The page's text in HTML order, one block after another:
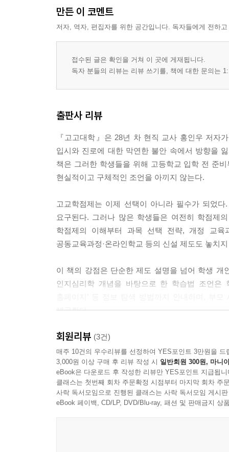
3장
고등학교 생활
고등학교 3년, 뭘 해야 할까? - 반드시 해야 할 일 -
성공적인 고등학교 생활을 위해 꼭 지켜야 할 일 -
4장
진로를 설계하다
진로설계 2 - 다양한 진로, 직업을 탐색해 보자 - 84
진로설계 3 - 다양한 경험이 너를 깨닫게 하리라 -
진로설계 4 - 진로 멘토를 찾아라. 없으면 만들라 -
진로설계 5 - 다양한 진로활동을 실행해 보라 - 93
진로설계 7 - 진로 학업 설계도를 만들라 - 97
고교학점제 1 - 고교학점제가 뭐예요?
어서 와, 고교학점제는 처음이지? - 104
고교학점제가 시행되면 무엇이 달라지나? - 106
고교학점제에 따른 학사제도 운영 - 110
고교학점제의 단계적 도입 과정 - 112
과목이수와 학점 취득 - 115
과목 이수기준 적용과 최소 성취수준 보장지도 -
만든 이 코멘트
저자, 역자, 편집자를 위한 공간입니다. 독자들에게 전하
접수된 글은 확인을 거쳐 이 곳에 게재됩니다.
독자 분들의 리뷰는 리뷰 쓰기를, 책에 대한 문의는
출판사 리뷰
『고고대학』은 28년 차 현직 교사 홍인우 저자
입시와 진로에 대한 막연한 불안 속에서 방향을
책은 그러한 학생들을 위해 고등학교 입학 전 준
현실적이고 구체적인 조언을 아끼지 않는다.
고교학점제는 이제 선택이 아니라 필수가 되었
요구된다. 그러나 많은 학생들은 여전히 학점제
학점제의 이해부터 과목 선택 전략, 개정 교
공동교육과정·온라인학교 등의 신설 제도도 놓치
이 책의 강점은 단순한 제도 설명을 넘어 학생 개
인지심리학 개념을 바탕으로 한 학습법 조언은
제공한다.
『고고대학』은 고등학교라는 중요한 3년을
학생들에게는 나침반 같은 책이다. 진로와 진학,
가능한 방법과 희망의 메시지를 동시에 전한다.
기록이다.
회원리뷰 (3건)
매주 10건의 우수리뷰를 선정하여 YES포인트 3만원을 드
3,000원 이상 구매 후 리뷰 작성 시 일반회원 300원, 마니
eBook은 다운로드 후 작성한 리뷰만 YES포인트 지급됩니
클래스는 첫번째 회차 주문확정 시점부터 마지막 회차 주
사락 독서모임으로 진행된 클래스는 사락 독서모임 게시
eBook 페이백, CD/LP, DVD/Blu-ray, 패션 및 판매금지 상